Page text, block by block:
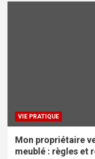
VIE PRATIQUE
Mon propriétaire
meublé : règles et